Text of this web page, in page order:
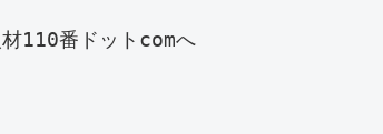
110番ドットcomへ